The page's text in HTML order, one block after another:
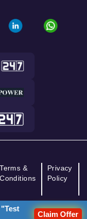
Terms &
Conditions
Privacy
Policy
Claim Offer